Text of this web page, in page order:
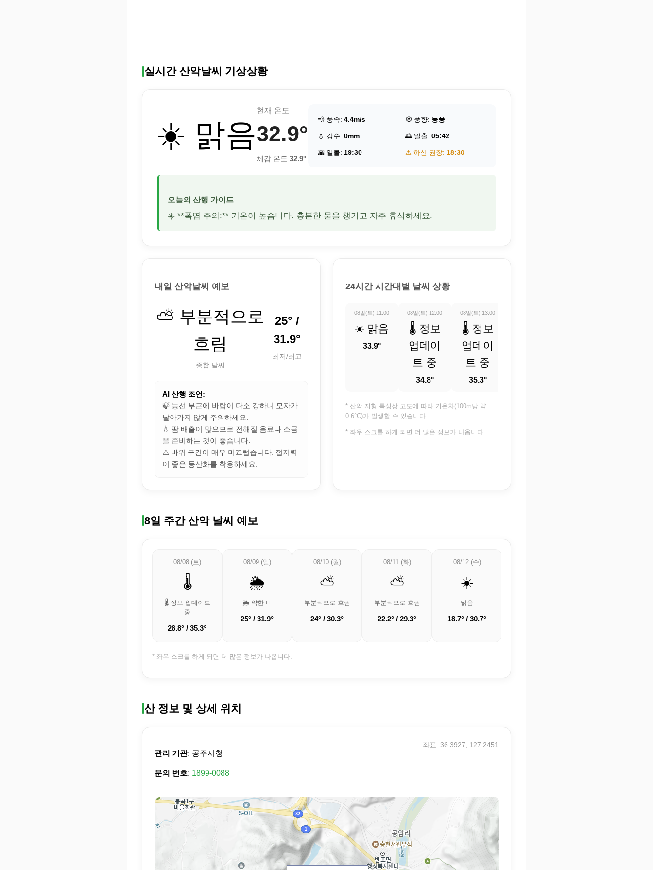
실시간 산악날씨 기상상황
☀️ 맑음
현재 온도
32.9°
체감 온도 32.9°
💨 풍속: 4.4m/s 🧭 풍향: 동풍
💧 강수: 0mm 🌅 일출: 05:42
🌇 일몰: 19:30 ⚠️ 하산 권장: 18:30
오늘의 산행 가이드
☀️ **폭염 주의:** 기온이 높습니다. 충분한 물을 챙기고 자주 휴식하세요.
내일 산악날씨 예보
⛅ 부분적으로
흐림
종합 날씨
25° /
31.9°
최저/최고
AI 산행 조언:
🍃 능선 부근에 바람이 다소 강하니 모자가
날아가지 않게 주의하세요.
💧 땀 배출이 많으므로 전해질 음료나 소금
을 준비하는 것이 좋습니다.
⚠️ 바위 구간이 매우 미끄럽습니다. 접지력
이 좋은 등산화를 착용하세요.
24시간 시간대별 날씨 상황
08일(토) 11:00
☀️ 맑음
33.9°
08일(토) 12:00
🌡️ 정보
업데이
트 중
34.8°
08일(토) 13:00
🌡️ 정보
업데이
트 중
35.3°
* 산악 지형 특성상 고도에 따라 기온차(100m당 약
0.6°C)가 발생할 수 있습니다.
* 좌우 스크롤 하게 되면 더 많은 정보가 나옵니다.
8일 주간 산악 날씨 예보
08/08 (토)
🌡️
🌡️ 정보 업데이트
중
26.8° / 35.3°
08/09 (일)
🌦️
🌦️ 약한 비
25° / 31.9°
08/10 (월)
⛅
부분적으로 흐림
24° / 30.3°
08/11 (화)
⛅
부분적으로 흐림
22.2° / 29.3°
08/12 (수)
☀️
맑음
18.7° / 30.7°
* 좌우 스크롤 하게 되면 더 많은 정보가 나옵니다.
산 정보 및 상세 위치
관리 기관: 공주시청
문의 번호: 1899-0088
좌표: 36.3927, 127.2451